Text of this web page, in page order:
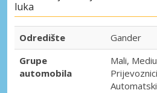
luka
Odredište
Gander
Grupe
automobila
Mali,